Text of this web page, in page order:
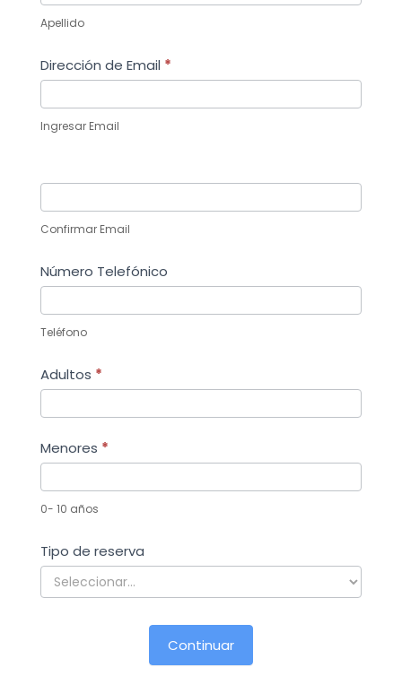
Apellido
Dirección de Email *
Ingresar Email
Confirmar Email
Número Telefónico
Teléfono
Adultos *
Menores *
0- 10 años
Tipo de reserva